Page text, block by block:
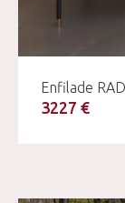
Enfilade
3227 €